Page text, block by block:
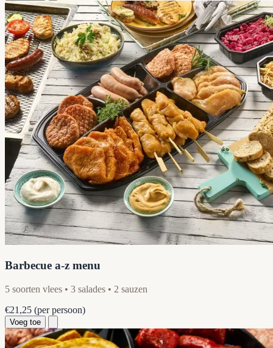
Barbecue a-z menu
5 soorten vlees • 3 salades • 2 sauzen
€21,25 (per persoon)
Voeg toe